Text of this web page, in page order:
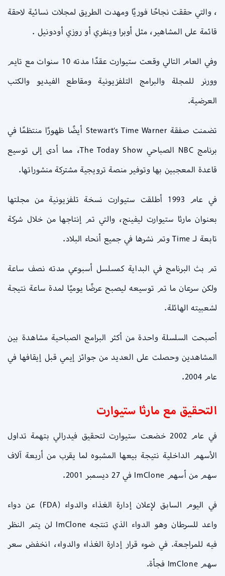
، والتي حققت نجاحًا فوريًا ومهدت الطريق لمجلات نسائية لاحقة
قائمة على المشاهير، مثل أوبرا وينفري أو روزي أودونيل .
وفي العام التالي وقعت ستيوارت عقدًا مدته 10 سنوات مع تايم
وورنر للمجلة والبرامج التلفزيونية ومقاطع الفيديو والكتب
العرضية.
تضمنت صفقة Stewart’s Time Warner أيضًا ظهورًا منتظمًا في
برنامج NBC الصباحي The Today Show، مما أدى إلى توسيع
قاعدة المعجبين بها وتوفير منصة ترويجية مشتركة منشوراتها.
في عام 1993 أطلقت ستيوارت نسخة تلفزيونية من مجلتها
بعنوان مارثا ستيوارت ليفينج، والتي تم إنتاجها من خلال شركة
تابعة لـ Time وتم نشرها في جميع أنحاء البلاد.
تم بث البرنامج في البداية كمسلسل أسبوعي مدته نصف ساعة
ولكن سرعان ما تم توسيعه ليصبح عرضًا يوميًا لمدة ساعة نتيجة
لشعبيته الهائلة.
أصبحت السلسلة واحدة من أكثر البرامج الصباحية مشاهدة بين
المشاهدين وحصلت على العديد من جوائز إيمي قبل إيقافها في
عام 2004.
التحقيق مع مارثا ستيوارت
في عام 2002 خضعت ستيوارت لتحقيق فيدرالي بتهمة تداول
الأسهم الداخلية نتيجة بيعها المشبوه لما يقرب من أربعة آلاف
سهم من أسهم ImClone في 27 ديسمبر 2001.
في اليوم السابق لإعلان إدارة الغذاء والدواء (FDA) عن دواء
واعد للسرطان وهو الدواء الذي تنتجه ImClone لن يتم النظر
فيه للمراجعة. في ضوء قرار إدارة الغذاء والدواء، انخفض سعر
سهم ImClone فجأة.